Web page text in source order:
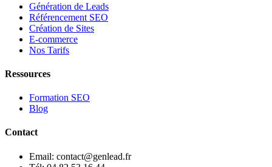
Génération de Leads
Référencement SEO
Création de Sites
E-commerce
Nos Tarifs
Ressources
Formation SEO
Blog
Contact
Email: contact@genlead.fr